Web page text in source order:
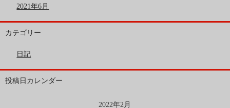
2021年6月
カテゴリー
日記
投稿日カレンダー
2022年2月